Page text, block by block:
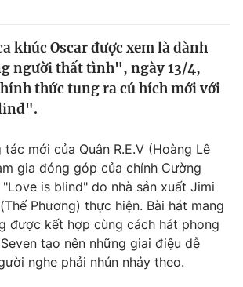
tế
khúc Oscar được xem là dành
người thất tình", ngày 13/4,
thức tung ra cú hích mới với
mới của Quân R.E.V (Hoàng Lê
gia đóng góp của chính Cường
"Love is blind" do nhà sản xuất Jimi
Phương) thực hiện. Bài hát mang
được kết hợp cùng cách hát phong
tạo nên những giai điệu dễ
nghe phải nhún nhảy theo.